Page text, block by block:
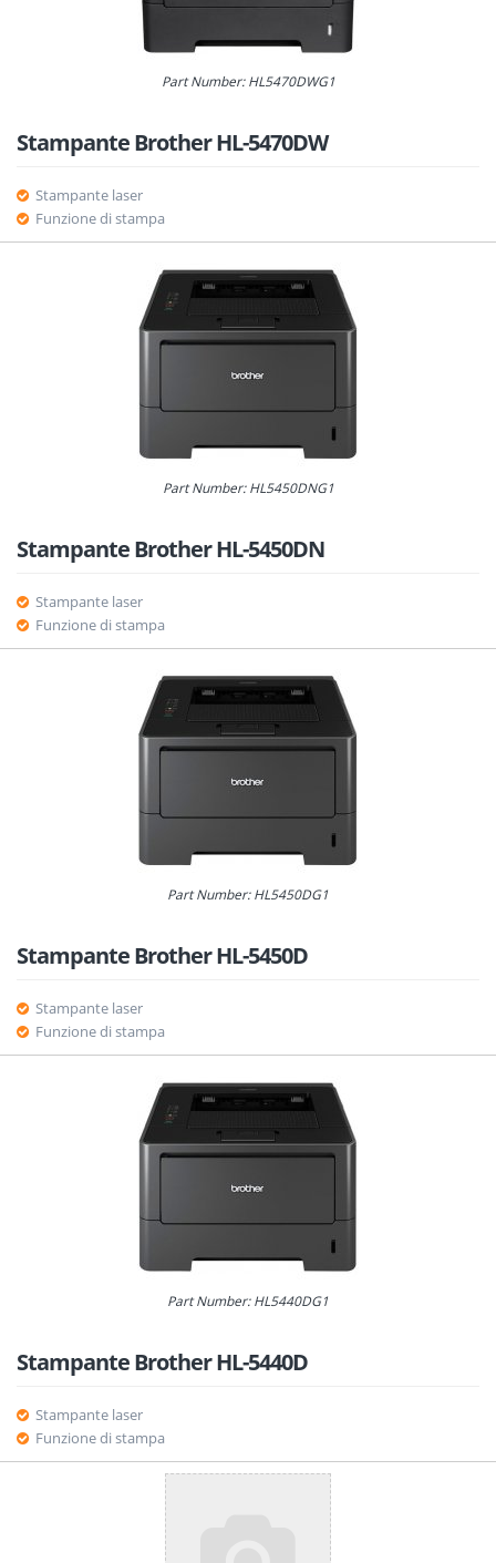
Part Number: HL5470DWG1
Stampante Brother HL-5470DW
Stampante laser
Funzione di stampa
Part Number: HL5450DNG1
Stampante Brother HL-5450DN
Stampante laser
Funzione di stampa
Part Number: HL5450DG1
Stampante Brother HL-5450D
Stampante laser
Funzione di stampa
Part Number: HL5440DG1
Stampante Brother HL-5440D
Stampante laser
Funzione di stampa